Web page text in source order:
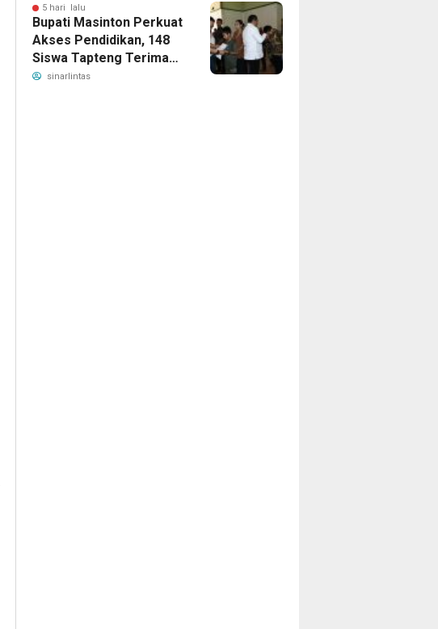
untuk Putus Ancaman
Banjir
5 hari lalu
Bupati Masinton Perkuat
Akses Pendidikan, 148
Siswa Tapteng Terima
Bantuan Program
sinarlintas